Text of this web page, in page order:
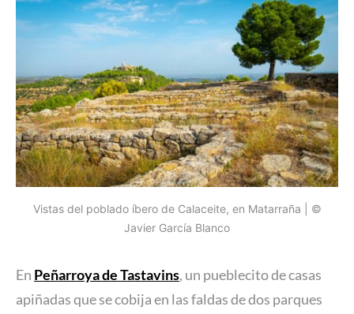
Vistas del poblado íbero de Calaceite, en Matarraña | ©
Javier García Blanco
En Peñarroya de Tastavins, un pueblecito de casas
apiñadas que se cobija en las faldas de dos parques